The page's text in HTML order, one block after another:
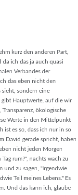
kurz den anderen Part,
ich das ja auch quasi
Verbandes der
das eben nicht den
sondern eine
gibt Hauptwerte, auf die wir
ökologische
Werte in den Mittelpunkt
ist es so, dass ich nur in so
David gerade spricht, haben
nicht jeden Morgen
rum?", nachts wach zu
und zu sagen, "Irgendwie
Teil meines Lebens." Es
Und das kann ich, glaube